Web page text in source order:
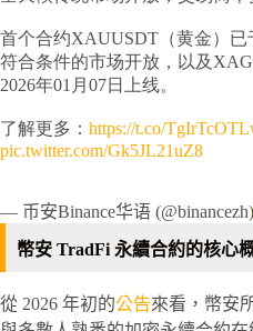
首个合约XAUUSDT（黄金）已
符合条件的市场开放，以及
2026年01月07日上线。
了解更多： https://t.co/
pic.twitter.com/Gk5JL21uZ8
— 币安Binance华语 (@binancezh)
幣安 TradFi 永續合約的核心
從 2026 年初的公告來看，幣安